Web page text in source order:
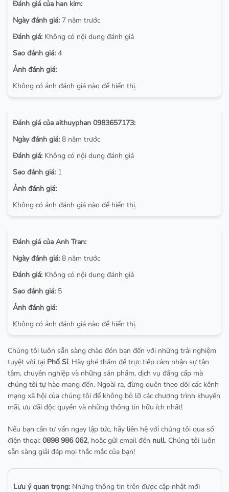
Đánh giá của han kim:
Ngày đánh giá: 7 năm trước
Đánh giá: Không có nội dung đánh giá
Sao đánh giá: 4
Ảnh đánh giá:
Không có ảnh đánh giá nào để hiển thị.
Đánh giá của aithuyphan 0983657173:
Ngày đánh giá: 8 năm trước
Đánh giá: Không có nội dung đánh giá
Sao đánh giá: 1
Ảnh đánh giá:
Không có ảnh đánh giá nào để hiển thị.
Đánh giá của Anh Tran:
Ngày đánh giá: 8 năm trước
Đánh giá: Không có nội dung đánh giá
Sao đánh giá: 5
Ảnh đánh giá:
Không có ảnh đánh giá nào để hiển thị.
Chúng tôi luôn sẵn sàng chào đón bạn đến với những trải nghiệm
tuyệt vời tại Phố Sỉ. Hãy ghé thăm để trực tiếp cảm nhận sự tận
tâm, chuyên nghiệp và những sản phẩm, dịch vụ đẳng cấp mà
chúng tôi tự hào mang đến. Ngoài ra, đừng quên theo dõi các kênh
mạng xã hội của chúng tôi để không bỏ lỡ các chương trình khuyến
mãi, ưu đãi độc quyền và những thông tin hữu ích nhất!
Nếu bạn cần tư vấn ngay lập tức, hãy liên hệ với chúng tôi qua số
điện thoại: 0898 986 062, hoặc gửi email đến null. Chúng tôi luôn
sẵn sàng giải đáp mọi thắc mắc của bạn!
Lưu ý quan trọng: Những thông tin trên được cập nhật mới